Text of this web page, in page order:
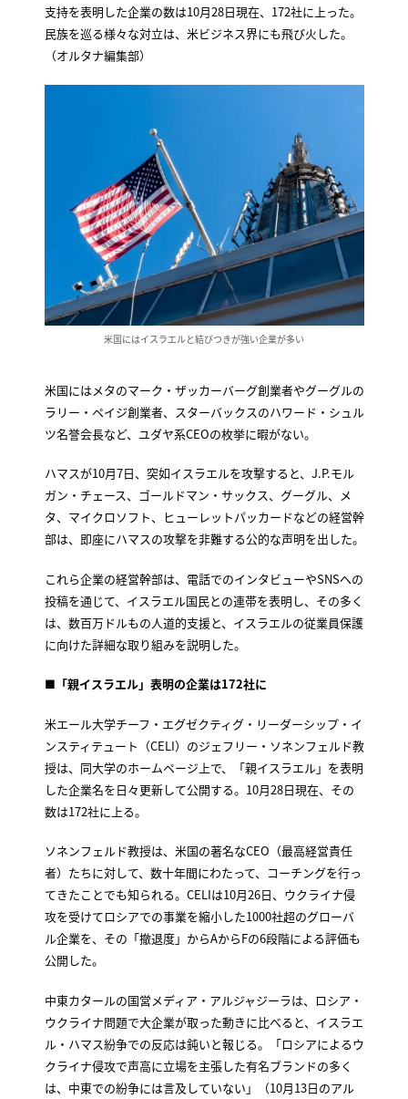
支持を表明した企業の数は10月28日現在、172社に上った。
民族を巡る様々な対立は、米ビジネス界にも飛び火した。
（オルタナ編集部）
米国にはイスラエルと結びつきが強い企業が多い
米国にはメタのマーク・ザッカーバーグ創業者やグーグルの
ラリー・ペイジ創業者、スターバックスのハワード・シュル
ツ名誉会長など、ユダヤ系CEOの枚挙に暇がない。
ハマスが10月7日、突如イスラエルを攻撃すると、J.P.モル
ガン・チェース、ゴールドマン・サックス、グーグル、メ
タ、マイクロソフト、ヒューレットパッカードなどの経営幹
部は、即座にハマスの攻撃を非難する公的な声明を出した。
これら企業の経営幹部は、電話でのインタビューやSNSへの
投稿を通じて、イスラエル国民との連帯を表明し、その多く
は、数百万ドルもの人道的支援と、イスラエルの従業員保護
に向けた詳細な取り組みを説明した。
■「親イスラエル」表明の企業は172社に
米エール大学チーフ・エグゼクティグ・リーダーシップ・イ
ンスティテュート（CELI）のジェフリー・ソネンフェルド教
授は、同大学のホームページ上で、「親イスラエル」を表明
した企業名を日々更新して公開する。10月28日現在、その
数は172社に上る。
ソネンフェルド教授は、米国の著名なCEO（最高経営責任
者）たちに対して、数十年間にわたって、コーチングを行っ
てきたことでも知られる。CELIは10月26日、ウクライナ侵
攻を受けてロシアでの事業を縮小した1000社超のグローバ
ル企業を、その「撤退度」からAからFの6段階による評価も
公開した。
中東カタールの国営メディア・アルジャジーラは、ロシア・
ウクライナ問題で大企業が取った動きに比べると、イスラエ
ル・ハマス紛争での反応は鈍いと報じる。「ロシアによるウ
クライナ侵攻で声高に立場を主張した有名ブランドの多く
は、中東での紛争には言及していない」（10月13日のアル